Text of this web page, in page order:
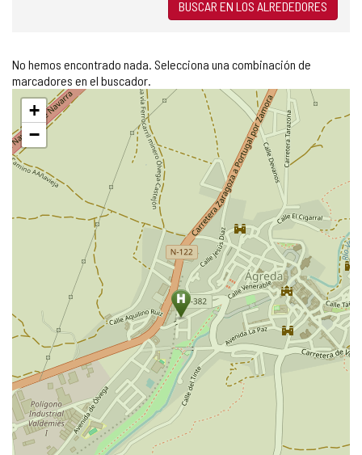
BUSCAR EN LOS ALREDEDORES
No hemos encontrado nada. Selecciona una combinación de
marcadores en el buscador.
Saltar
mapa
+
−